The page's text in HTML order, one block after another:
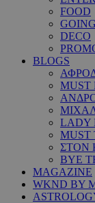
FOOD
DECO
BLOGS
LADY
MUST
ΣΤΟΝ
BYE
MAGAZINE
WKND BY